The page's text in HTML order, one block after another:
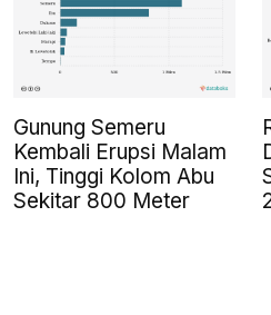
Gunung Semeru
Kembali Erupsi Malam
Ini, Tinggi Kolom Abu
Sekitar 800 Meter